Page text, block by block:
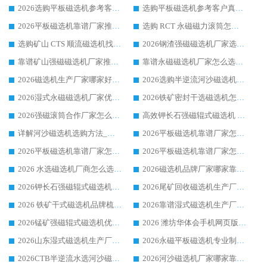
2026选购平板磁选机参考客户真实体验，华体会手机网页版-华体会(中国) 厂家行业口碑排名前列
选购平板磁选机参考客户真实体验，华体会手机网页版-华体会(中国) 厂家依托行业口碑收获大量客户认可
2026平板磁选机靠谱厂家推荐_ 华体会手机网页版-华体会(中国) 凭借良好口碑获得众多客户认可
选购 RCT 永磁磁力滚筒怎么选?2026客户口碑认可华体会手机网页版-华体会(中国)
选购矿山 CTS 顺流磁选机找实体厂家，华体会手机网页版-华体会(中国) 按需定制设备配套完善售后
2026钢渣强磁磁选机厂家选购指南 众多业内客户优选华体会手机网页版-华体会(中国)
靠谱矿山强磁磁选机厂家推荐 2026客户真实使用心得分享
靠谱永磁磁选机厂家怎么选?福建客户真实体验分享华体会手机网页版-华体会(中国) 品牌
2026磁选机生产厂家哪家好?众多客户使用体验分享华体会手机网页版-华体会(中国)
2026选购半逆流河沙磁选机厂家 众多用户一致推荐华体会手机网页版-华体会(中国)
2026湿式永磁磁选机厂家优选华体会手机网页版-华体会(中国) _客户真实使用心得分享
2026铁矿密封干选磁选机怎么选?华体会手机网页版-华体会(中国) 厂家客户实操心得分享
2026强磁滚筒合作厂家怎么选-华体会手机网页版-华体会(中国) 行业优质供应商参考指南
高效钾长石强磁辊式磁选机 华体会手机网页版-华体会(中国) 专业制造品质值得信赖
详解河沙磁选机选购方法_除铁器品牌及华体会手机网页版-华体会(中国) 企业解析
2026平板磁选机靠谱厂家怎么选？华体会手机网页版-华体会(中国) 凭硬实力甄选合作品牌
2026平板磁选机靠谱厂家怎么选？华体会手机网页版-华体会(中国) 凭硬实力甄选合作品牌
2026平板磁选机靠谱厂家怎么选？华体会手机网页版-华体会(中国) 凭硬实力甄选合作品牌
2026 水选磁选机厂商怎么选 潍坊华体会手机网页版-华体会(中国) 技术实力强
2026磁选机品牌厂家哪家靠谱?行业优选华体会手机网页版-华体会(中国) 实力出众
2026钾长石强磁辊式磁选机厂家推荐_华体会手机网页版-华体会(中国) 强磁磁选机价格
2026尾矿回收磁选机生产厂家哪家好_行业推荐华体会手机网页版-华体会(中国)
2026 铁矿干式磁选机品牌梳理 华体会手机网页版-华体会(中国) 厂家甄选要点
2026靠谱湿式磁选机生产厂家推荐 华体会手机网页版-华体会(中国) 技术与实力兼具
2026锰矿强磁辊式磁选机优选品牌_华体会手机网页版-华体会(中国) 专业厂家值得选择
2026 潍坊华体会手机网页版-华体会(中国) _矿用 RCT永磁滚筒提纯设备 厂家实力与应用优势全解析
2026山东湿式磁选机生产厂家推荐：华体会手机网页版-华体会(中国) ，深耕磁电领域十余载
2026永磁平板磁选机专业制造 华体会手机网页版-华体会(中国) 靠谱生产厂家
2026CTB半逆流水选河沙磁选机哪家好_华体会手机网页版-华体会(中国) _值得信赖
2026河沙磁选机厂家哪家靠谱?华体会手机网页版-华体会(中国) 优质河沙磁选机厂家推荐